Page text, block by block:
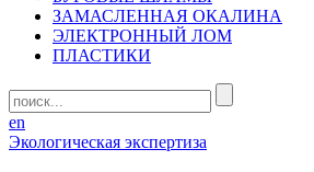
ЗАМАСЛЕННАЯ ОКАЛИНА
ЭЛЕКТРОННЫЙ ЛОМ
ПЛАСТИКИ
en
Экологическая экспертиза